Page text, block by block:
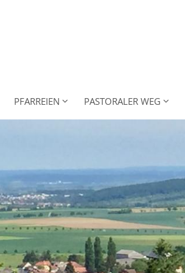
PFARREIEN PASTORALER WEG